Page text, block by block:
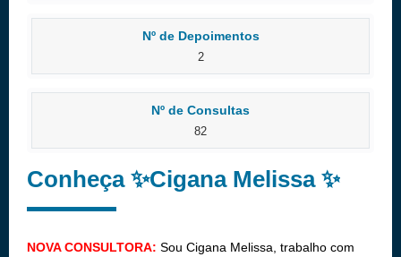
Nº de Depoimentos
2
Nº de Consultas
82
Conheça ✨Cigana Melissa ✨
NOVA CONSULTORA: Sou Cigana Melissa, trabalho com